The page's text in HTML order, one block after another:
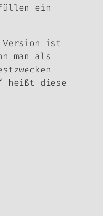
füllen ein
Version ist
man als
heißt diese